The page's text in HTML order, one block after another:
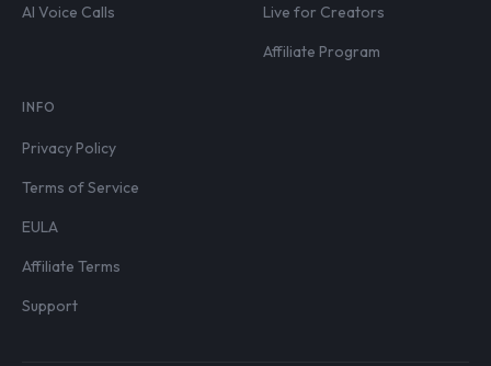
AI Voice Calls
Live for Creators
Affiliate Program
INFO
Privacy Policy
Terms of Service
EULA
Affiliate Terms
Support